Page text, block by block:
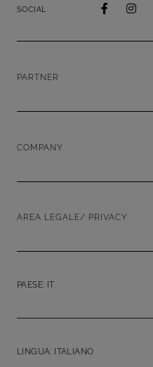
SOCIAL
PARTNER
COMPANY
AREA LEGALE/ PRIVACY
PAESE: IT
LINGUA: ITALIANO